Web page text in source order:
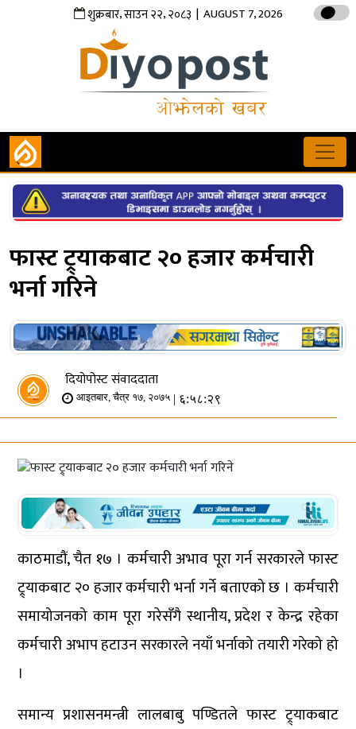
शुक्रबार,साउन२२,२०८३ | AUGUST 7, 2026
फास्ट ट्र्याकबाट २० हजार कर्मचारी
भर्ना गरिने
दियोपोस्ट संवाददाता
आइतबार, चैत्र १७, २०७५ | ६:५८:२९
काठमाडौं, चैत १७ । कर्मचारी अभाव पूरा गर्न सरकारले फास्ट
ट्र्याकबाट २० हजार कर्मचारी भर्ना गर्ने बताएको छ । कर्मचारी
समायोजनको काम पूरा गरेसँगै स्थानीय, प्रदेश र केन्द्र रहेका
कर्मचारी अभाप हटाउन सरकारले नयाँ भर्नाको तयारी गरेको हो
।
समान्य प्रशासनमन्त्री लालबाबु पण्डितले फास्ट ट्र्याकबाट